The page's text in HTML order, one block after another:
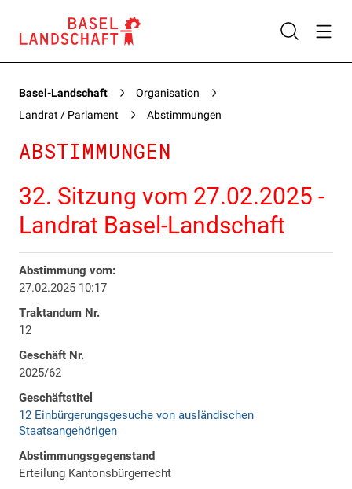
Basel-Landschaft
Organisation
Landrat / Parlament
Abstimmungen
ABSTIMMUNGEN